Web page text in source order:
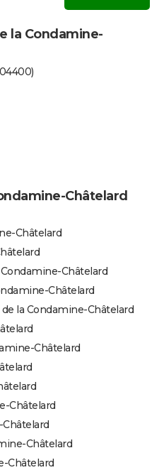
la Condamine-
Châtelard
Châtelard
Châtelard
Châtelard
la Condamine-Châtelard
Châtelard
Châtelard
Châtelard
Châtelard